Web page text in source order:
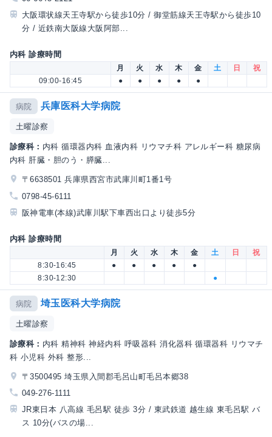
大阪環状線天王寺駅から徒歩10分 / 御堂筋線天王寺駅から徒歩10
分 / 近鉄南大阪線大阪阿部...
内科 診療時間
月 火 水 木 金 土 日
祝
09:00-16:45
● ● ● ● ●
病院 兵庫医科大学病院
土曜診察
診療科： 内科 循環器内科 血液内科 リウマチ科 アレルギー科 糖尿病
内科 肝臓・胆のう・膵臓...
〒6638501 兵庫県西宮市武庫川町1番1号
0798-45-6111
阪神電車(本線)武庫川駅下車西出口より徒歩5分
内科 診療時間
月 火 水 木 金 土 日
祝
8:30-16:45
● ● ● ●
●
8:30-12:30
●
病院 埼玉医科大学病院
土曜診察
診療科： 内科 精神科 神経内科 呼吸器科 消化器科 循環器科 リウマチ
科 小児科 外科 整形...
〒3500495 埼玉県入間郡毛呂山町毛呂本郷38
049-276-1111
JR東日本 八高線 毛呂駅 徒歩 3分 / 東武鉄道 越生線 東毛呂駅 バ
ス 10分(バスの場...